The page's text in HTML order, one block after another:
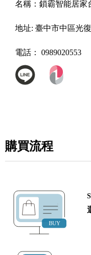
名稱： 鎖霸智能居家
地址: 臺中市中區光
電話： 0989020553
購買流程